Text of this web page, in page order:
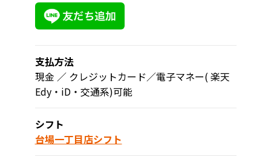
支払方法
現金 ／ クレジットカード／電子マネー( 楽天
Edy・iD・交通系)可能
シフト
台場一丁目店シフト